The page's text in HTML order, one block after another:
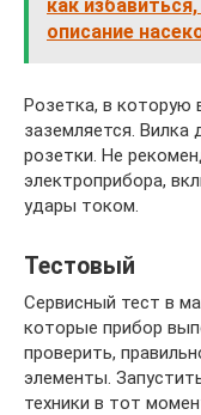
как
описание
Розетка, в которую
заземляется.
розетки. Не
электроприбора,
удары током.
Тестовый
Сервисный тест в
которые прибор
проверить,
элементы.
техники в тот